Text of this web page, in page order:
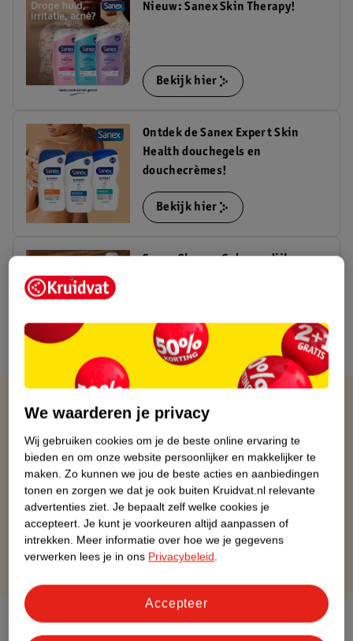
Nieuw: Sanex Skin Therapy!
Bekijk hier
Ontdek de Sanex Expert Skin
Health douchegels en
douchecrèmes!
Bekijk hier
Sanex Shower Gel vergelijker:
Bekijk hier
Kruidvat is altijd voordelig
Gratis ophalen in de winkel
Op werkdagen voor 22:00 uur besteld, volgende dag in huis
Gratis thuisbezorgd vanaf 50.00
Gratis retourneren binnen 30 dagen
Gratis punten met je Kruidvat kaart
Over dit product
We waarderen je privacy
Wij gebruiken cookies om je de beste online ervaring te
bieden en om onze website persoonlijker en makkelijker te
maken. Zo kunnen we jou de beste acties en aanbiedingen
tonen en zorgen we dat je ook buiten Kruidvat.nl relevante
advertenties ziet. Je bepaalt zelf welke cookies je
accepteert. Je kunt je voorkeuren altijd aanpassen of
intrekken. Meer informatie over hoe we je gegevens
verwerken lees je in ons Privacybeleid.
Accepteer